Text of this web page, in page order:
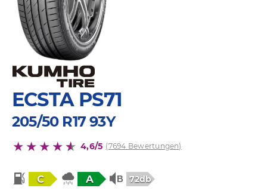
ECSTA PS71
205/50 R17 93Y
4,6/5 (7694 Bewertungen)
C A 72db